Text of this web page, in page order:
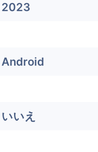
2023
Android
いいえ